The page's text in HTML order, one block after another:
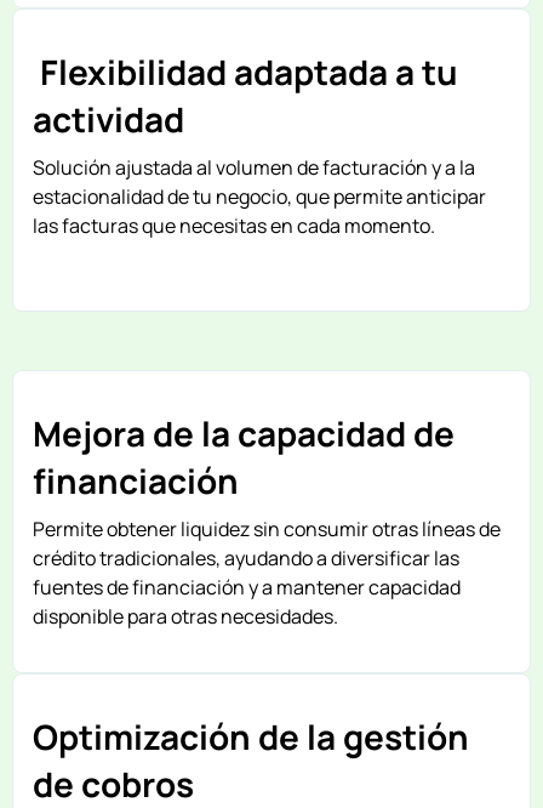
Flexibilidad adaptada a tu
actividad
Solución ajustada al volumen de facturación y a la
estacionalidad de tu negocio, que permite anticipar
las facturas que necesitas en cada momento.
Mejora de la capacidad de
financiación
Permite obtener liquidez sin consumir otras líneas de
crédito tradicionales, ayudando a diversificar las
fuentes de financiación y a mantener capacidad
disponible para otras necesidades.
Optimización de la gestión
de cobros